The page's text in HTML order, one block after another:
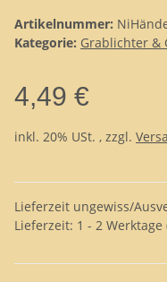
Artikelnummer:
Kategorie: Grablichter &
4,49 €
inkl. 20% USt. , zzgl.
Lieferzeit ungewiss/
Lieferzeit: 1 - 2 Werktage